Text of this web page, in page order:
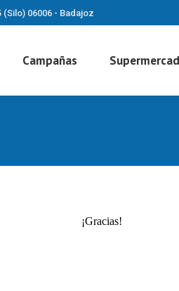
06006 - Badajoz
Campañas
¡Gracias!